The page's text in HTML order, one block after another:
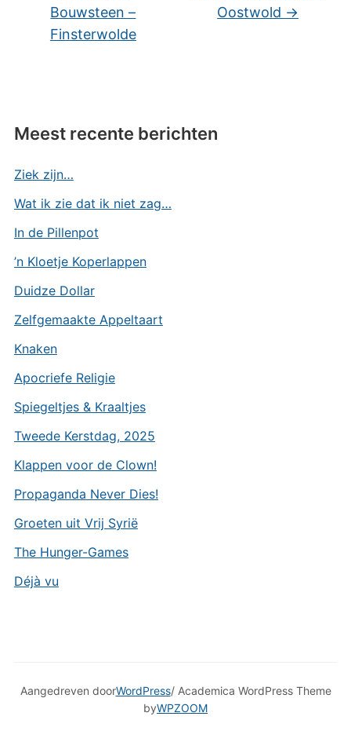
Bouwsteen –
Finsterwolde
Oostwold →
Meest recente berichten
Ziek zijn…
Wat ik zie dat ik niet zag…
In de Pillenpot
’n Kloetje Koperlappen
Duidze Dollar
Zelfgemaakte Appeltaart
Knaken
Apocriefe Religie
Spiegeltjes & Kraaltjes
Tweede Kerstdag, 2025
Klappen voor de Clown!
Propaganda Never Dies!
Groeten uit Vrij Syrië
The Hunger-Games
Déjà vu
Aangedreven doorWordPress/ Academica WordPress Theme
byWPZOOM